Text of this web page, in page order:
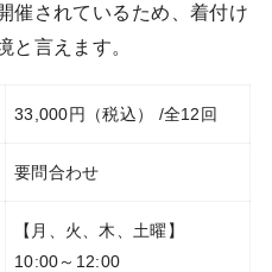
催されているため、着付け
と言えます。
33,000円（税込） /全12回
要問合わせ
【月、火、木、土曜】
10:00～12:00